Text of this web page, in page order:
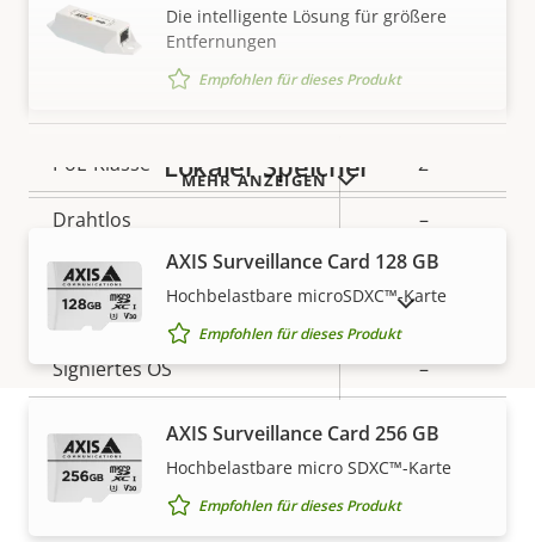
Eigentumsbeschreibung
Audiounterstützung
Eigentumsbeschreibung Eigentumswert
PoE-Klasse 2
Drahtlos –
Security
Eigentumsbeschreibung Eigentumswert
Signiertes OS –
–
Secure keystore -
MEHR ANZEIGEN
Die intelligente Lösung für größere
Entfernungen
Empfohlen für dieses Produkt
Lokaler Speicher
AXIS Surveillance Card 128 GB
Hochbelastbare microSDXC™-Karte
Empfohlen für dieses Produkt
AXIS Surveillance Card 256 GB
Hochbelastbare micro SDXC™-Karte
Empfohlen für dieses Produkt
AUSLAUFPRODUKTE ANZEIGEN
Gewährleistung